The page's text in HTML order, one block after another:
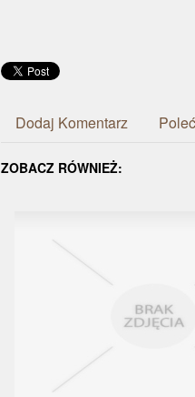
Dodaj Komentarz
ZOBACZ RÓWNIEŻ: